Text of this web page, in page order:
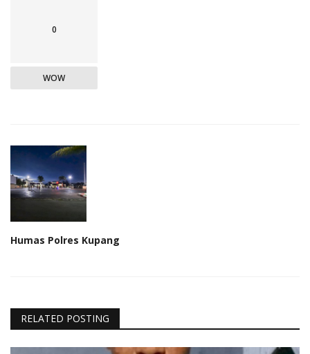
0
WOW
Humas Polres Kupang
RELATED POSTING